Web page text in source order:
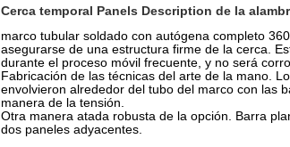
Cerca temporal Panels Description de la
marco tubular soldado con autógena completo
asegurarse de una estructura firme de la cerca.
durante el proceso móvil frecuente, y no será
Fabricación de las técnicas del arte de la mano.
envolvieron alrededor del tubo del marco con las
manera de la tensión.
Otra manera atada robusta de la opción. Barra
dos paneles adyacentes.